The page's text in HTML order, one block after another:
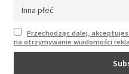
Przechodząc dalej,
na otrzymywanie wiadomości